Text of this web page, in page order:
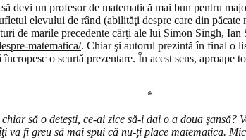
devi un profesor de matematică mai bun pentru
elevului de rând (abilităţi despre care din
de marile precedente cărţi ale lui Simon Singh,
matematica/. Chiar şi autorul prezintă în final o
o scurtă prezentare. În acest sens,
*
să o deteşti, ce-ai zice să-i dai o a doua şansă?
va fi greu să mai spui că nu-ţi place matematica.